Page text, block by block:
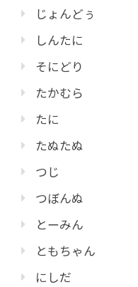
じょんどぅ
しんたに
そにどり
たかむら
たに
たぬたぬ
つじ
つぼんぬ
とーみん
ともちゃん
にしだ